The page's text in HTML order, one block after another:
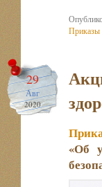
Приказы
29
Авг
2020
«Об